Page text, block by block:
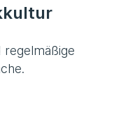
regelmäßige